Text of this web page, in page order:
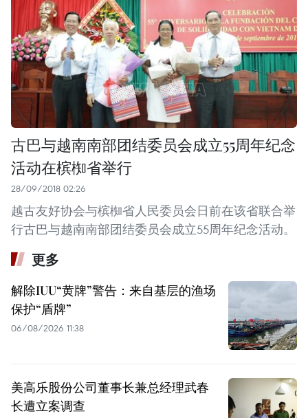
古巴与越南南部团结委员会成立55周年纪念
活动在槟椥省举行
28/09/2018 02:26
越古友好协会与槟椥省人民委员会日前在该省联合举
行古巴与越南南部团结委员会成立55周年纪念活动。
更多
解除IUU“黄牌”警告：来自基层的渔场
保护“盾牌”
06/08/2026 11:38
美高乐股份公司董事长兼总经理武春
长遭立案调查